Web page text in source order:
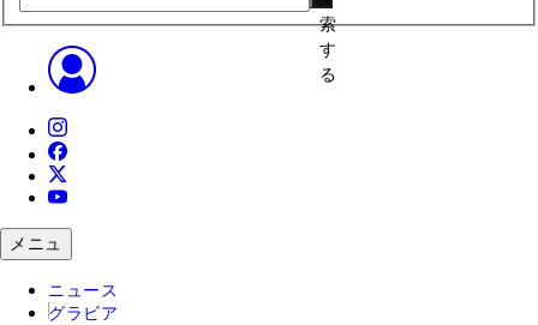
索
す
る
メニュ
ニュース
グラビア